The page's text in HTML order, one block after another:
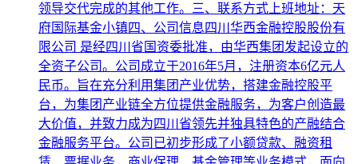
领导交代完成的其他工作。三、联系方式上班地址：天
府国际基金小镇四、公司信息四川华西金融控股股份有
限公司 是经四川省国资委批准，由华西集团发起设立的
全资子公司。公司成立于2016年5月，注册资本6亿元人
民币。旨在充分利用集团产业优势，搭建金融控股平
台，为集团产业链全方位提供金融服务，为客户创造最
大价值，并致力成为四川省领先并独具特色的产融结合
金融服务平台。公司已初步形成了小额贷款、融资租